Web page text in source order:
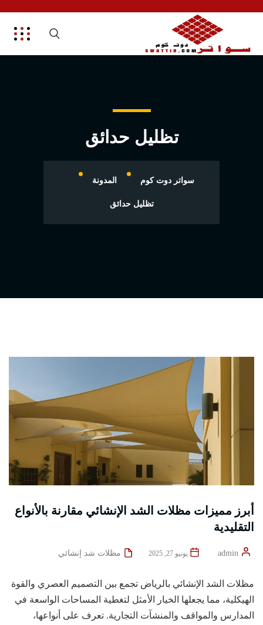
تظليل حدائق
سواتر دوت كوم المدونة
تظليل حدائق
أبرز مميزات مظلات الشد الإنشائي مقارنة بالأنواع
التقليدية
يونيو 27, 2025 مظلات شد إنشائي
مظلات الشد الإنشائي بالرياض تجمع بين التصميم العصري والقوة
الهيكلية، مما يجعلها الخيار الأمثل لتغطية المساحات الواسعة في
المدارس والمواقف والمنشآت التجارية. تعرف على أنواعها،